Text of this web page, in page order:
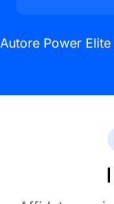
Autore Power